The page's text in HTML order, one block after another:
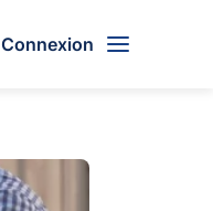
Connexion